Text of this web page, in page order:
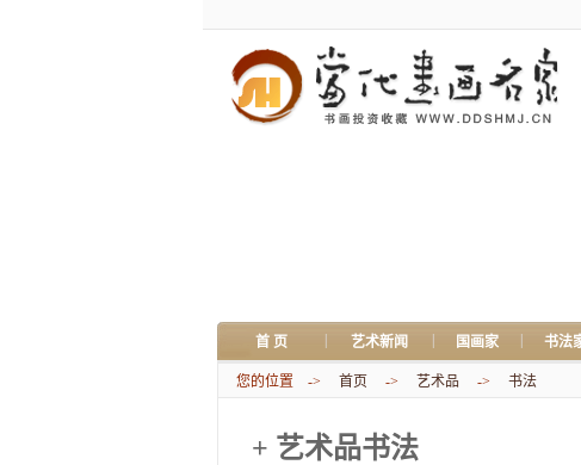
首 页 艺术新闻 国画家 书法
您的位置 -> 首页 -> 艺术品 -> 书法
+ 艺术品书法